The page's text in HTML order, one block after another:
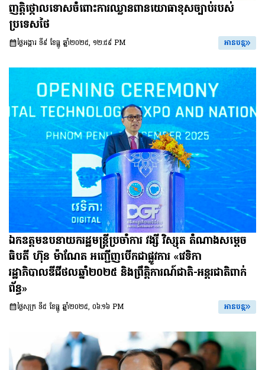
ញត្តិថ្កោលទោសចំពោះការឈ្លានពានយោធាខុសច្បាប់របស់
ប្រទេសថៃ
ថ្ងៃអង្គារ ទី៩ ខែធ្នូ ឆ្នាំ២០២៥, ១២:៥៩ PM អានបន្ត
ឯកឧត្តមឧបនាយករដ្ឋមន្ត្រីប្រចាំការ វង្សី វិស្សុត តំណាងសម្តេច
ធិបតី ហ៊ុន ម៉ាណែត អញ្ជើញបើកជាផ្លូវការ «វេទិកា
រដ្ឋាភិបាលឌីជីថលឆ្នាំ២០២៥ និងព្រឹត្តិការណ៍ជាតិ-អន្តរជាតិពាក់
ព័ន្ធ»
ថ្ងៃសុក្រ ទី៥ ខែធ្នូ ឆ្នាំ២០២៥, ០៦:១៦ PM អានបន្ត